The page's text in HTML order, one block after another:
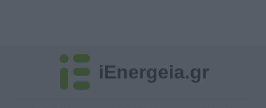
iEnergeia.gr